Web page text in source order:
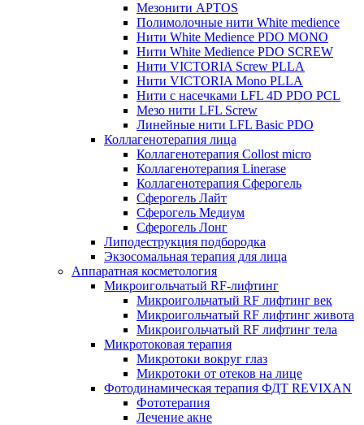
Мезонити APTOS
Полимолочные нити White medience
Нити White Medience PDO MONO
Нити White Medience PDO SCREW
Нити VICTORIA Screw PLLA
Нити VICTORIA Mono PLLA
Нити с насечками LFL 4D PDO PCL
Мезо нити LFL Screw
Линейные нити LFL Basic PDO
Коллагенотерапия лица
Коллагенотерапия Collost micro
Коллагенотерапия Linerase
Коллагенотерапия Сферогель
Сферогель Лайт
Сферогель Медиум
Сферогель Лонг
Липодеструкция подбородка
Экзосомальная терапия для лица
Аппаратная косметология
Микроигольчатый RF-лифтинг
Микроигольчатый RF лифтинг век
Микроигольчатый RF лифтинг живота
Микроигольчатый RF лифтинг тела
Микротоковая терапия
Микротоки вокруг глаз
Микротоки от отеков на лице
Фотодинамическая терапия ФДТ REVIXAN
Фототерапия
Лечение акне